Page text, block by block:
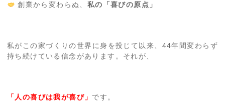
創業から変わらぬ、 私の「喜びの原点」
私がこの家づくりの世界に身を投じて以来、44年間変わらず
持ち続けている信念があります。それが、
「人の喜びは我が喜び」 です。